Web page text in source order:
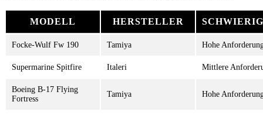
MODELL HERSTELLER
Focke-Wulf Fw 190 Tamiya Hohe
Supermarine Spitfire Italeri Mittlere
Boeing B-17 Flying
Fortress
Tamiya Hohe